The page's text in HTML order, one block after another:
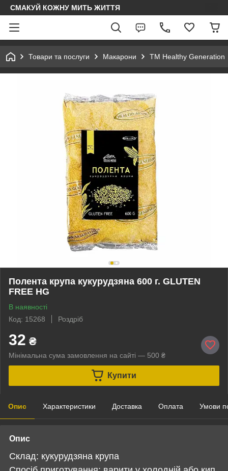
СМАКУЙ КОЖНУ МИТЬ ЖИТТЯ
Товари та послуги Макарони ТМ Healthy Generation
Полента крупа кукурудзяна 600 г. GLUTEN
FREE HG
В наявності
Код: 15268
Роздріб
32 ₴
Мінімальна сума замовлення на сайті — 500 ₴
Купити
Опис Характеристики Доставка Оплата Умови
Опис
Склад: кукурудзяна крупа